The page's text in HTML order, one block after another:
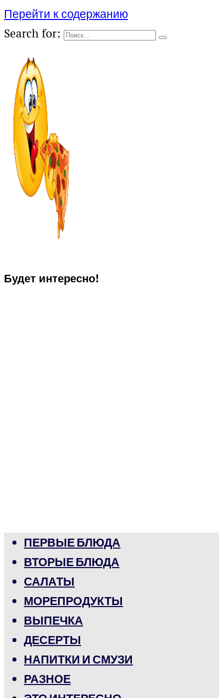
Перейти к содержанию
Search for:
Будет интересно!
ПЕРВЫЕ БЛЮДА
ВТОРЫЕ БЛЮДА
САЛАТЫ
МОРЕПРОДУКТЫ
ВЫПЕЧКА
ДЕСЕРТЫ
НАПИТКИ И СМУЗИ
РАЗНОЕ